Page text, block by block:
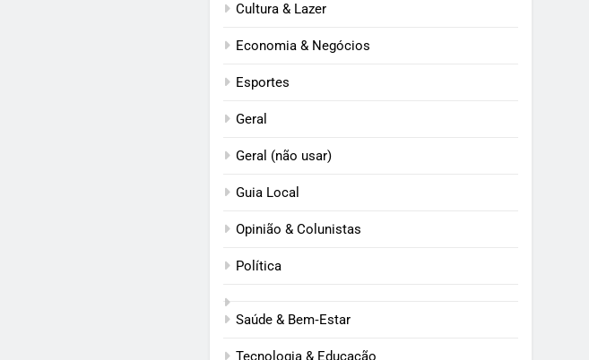
Cultura & Lazer
Economia & Negócios
Esportes
Geral
Geral (não usar)
Guia Local
Opinião & Colunistas
Política
Saúde & Bem‑Estar
Tecnologia & Educação